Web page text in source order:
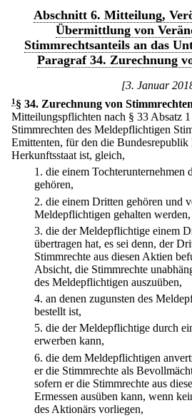
Abschnitt 6. Mitteilung,
Übermittlung von
Stimmrechtsanteils an das
Paragraf 34. Zurechnung
[3. Januar
1 § 34. Zurechnung von
Mitteilungspflichten nach § 33 Absatz 1
Stimmrechten des Meldepflichtigen
Emittenten, für den die Bundesrepublik
Herkunftsstaat ist, gleich,
1. die einem Tochterunternehmen
gehören,
2. die einem Dritten gehören und
Meldepflichtigen gehalten werden,
3. die der Meldepflichtige einem
übertragen hat, es sei denn, der
Stimmrechte aus diesen Aktien
Absicht, die Stimmrechte
des Meldepflichtigen auszuüben,
4. an denen zugunsten des
bestellt ist,
5. die der Meldepflichtige durch
erwerben kann,
6. die dem Meldepflichtigen
er die Stimmrechte als
sofern er die Stimmrechte aus
Ermessen ausüben kann, wenn
des Aktionärs vorliegen,